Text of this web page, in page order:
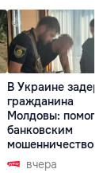
В Украине
гражданина
Молдовы:
банковским
мошенничеством
Чехиивчера